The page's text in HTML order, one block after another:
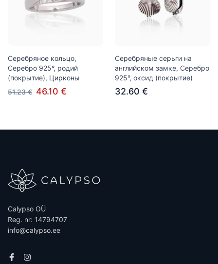
Серебряное кольцо,
Серебро 925°, родий
(покрытие), Цирконы
51.23 € 46.10 €
Серебряные серьги на
английском замке, Серебро
925°, оксид (покрытие)
32.60 €
Calypso OÜ
Reg. nr: 14794707
info@calypso.ee